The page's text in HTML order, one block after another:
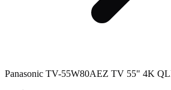
Panasonic TV-55W80AEZ TV 55" 4K